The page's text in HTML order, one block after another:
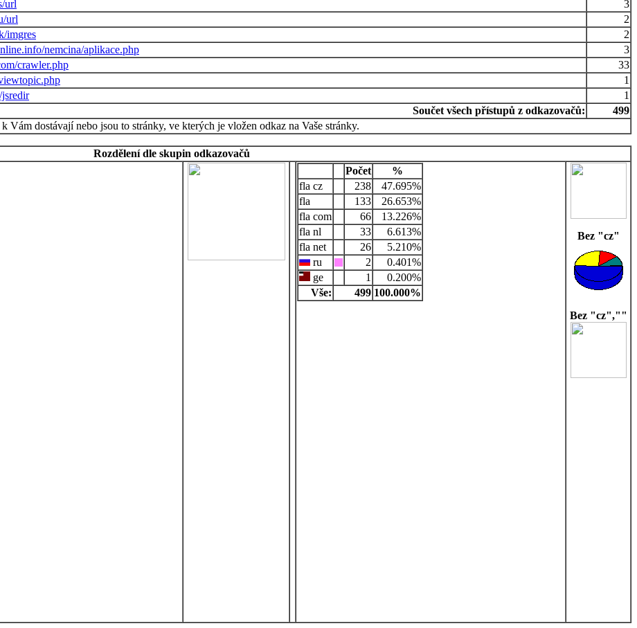
url
3
url
2
imgres
2
nemcina/aplikace.php
3
crawler.php
33
1
1
Součet všech přístupů z odkazovačů:
499
dostávají nebo jsou to stránky, ve kterých je vložen odkaz na Vaše stránky.
Rozdělení dle skupin odkazovačů
Počet
%
cz
238
47.695%
133
26.653%
com
66
13.226%
nl
33
6.613%
net
26
5.210%
ru
2
0.401%
ge
1
0.200%
Vše:
499 100.000%
Bez "cz"
Bez "cz",""